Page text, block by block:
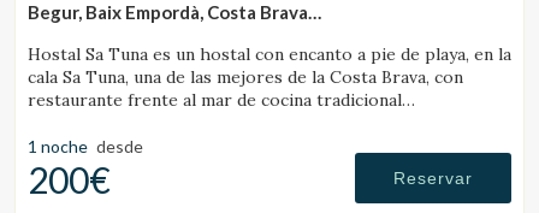
Begur, Baix Empordà, Costa Brava
Hostal Sa Tuna es un hostal con encanto a pie de playa, en la
cala Sa Tuna, una de las mejores de la Costa Brava, con
restaurante frente al mar de cocina tradicional
1 noche desde
200€ Reservar